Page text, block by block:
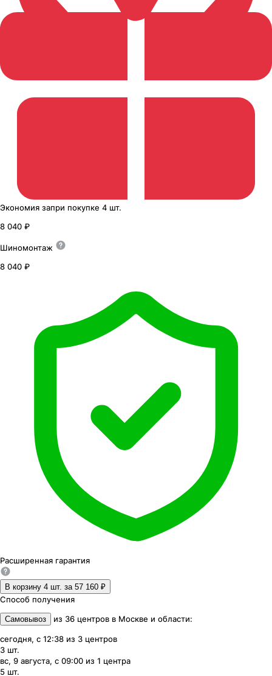
Экономия запри покупке 4 шт.
8 040 ₽
Шиномонтаж
8 040 ₽
Расширенная гарантия
В корзину 4 шт. за 57 160 ₽
Способ получения
Самовывоз из 36 центров в Москве и области:
сегодня, с 12:38 из 3 центров
3 шт.
вс, 9 августа, с 09:00 из 1 центра
5 шт.